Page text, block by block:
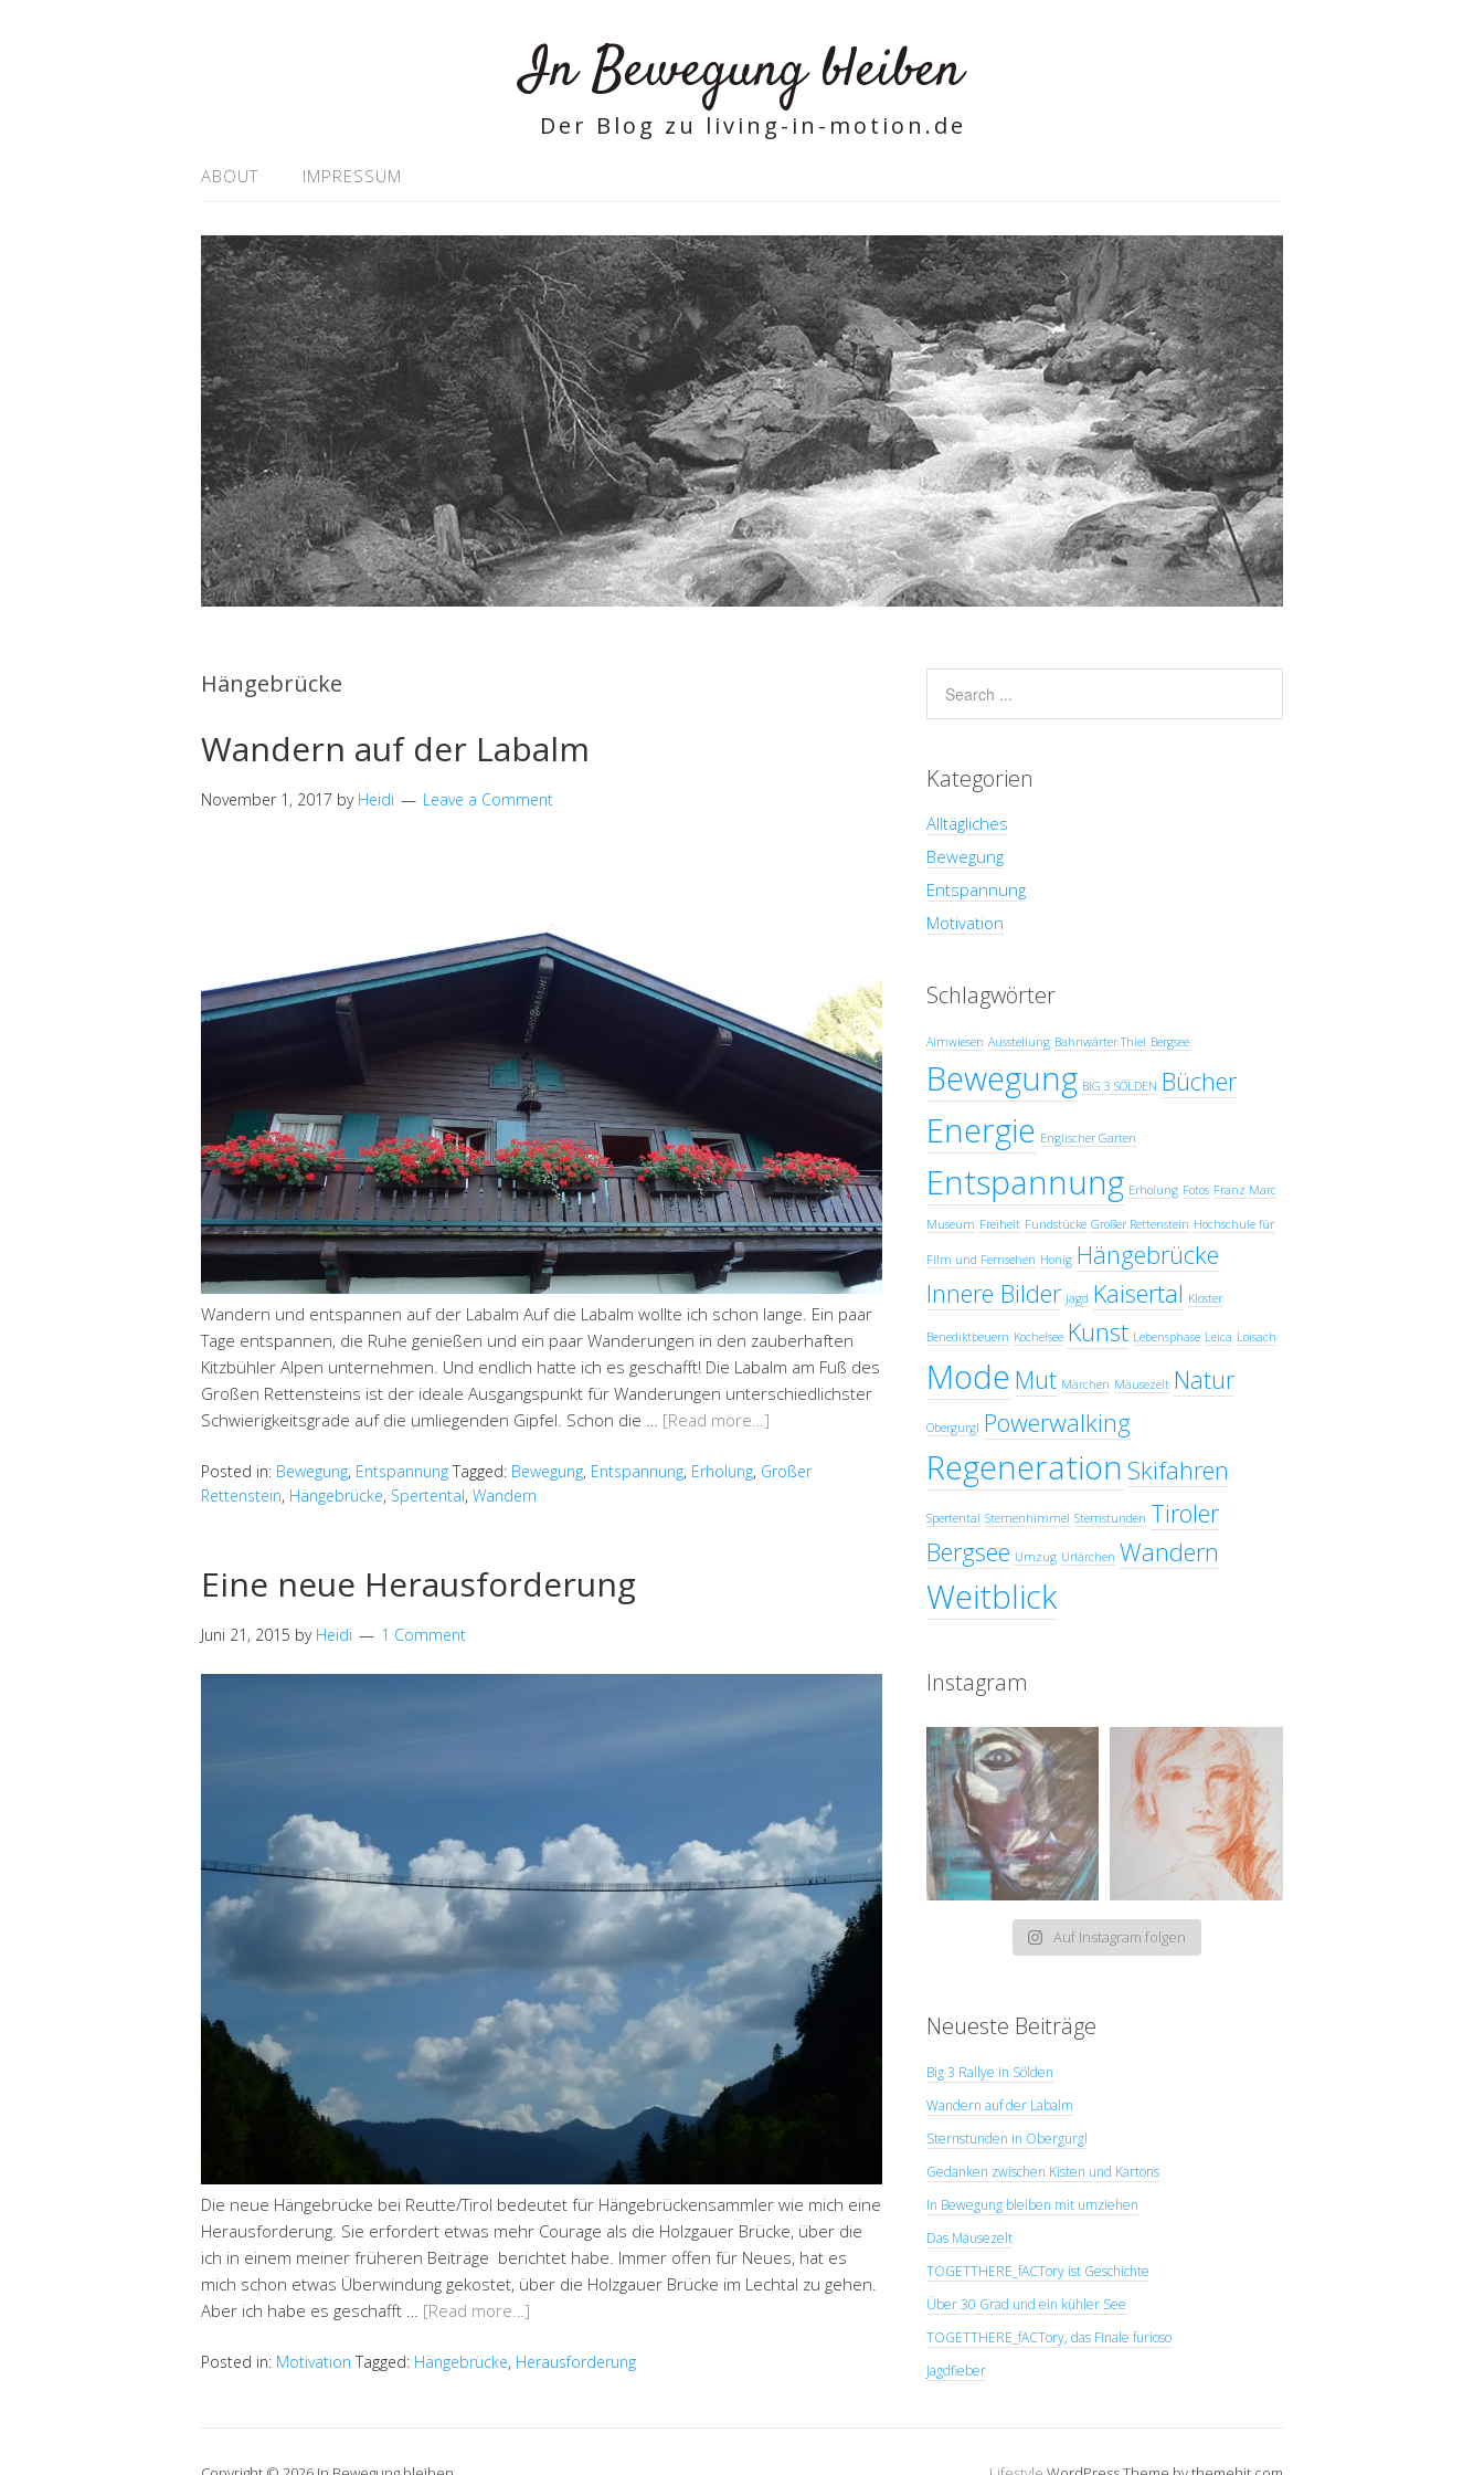
In Bewegung bleiben
Der Blog zu living-in-motion.de
ABOUT IMPRESSUM
Hängebrücke
Wandern auf der Labalm
November 1, 2017 by Heidi Leave a Comment
Wandern und entspannen auf der Labalm Auf die Labalm wollte ich schon lange. Ein paar
Tage entspannen, die Ruhe genießen und ein paar Wanderungen in den zauberhaften
Kitzbühler Alpen unternehmen. Und endlich hatte ich es geschafft! Die Labalm am Fuß des
Großen Rettensteins ist der ideale Ausgangspunkt für Wanderungen unterschiedlichster
Schwierigkeitsgrade auf die umliegenden Gipfel. Schon die … [Read more…]
Posted in: Bewegung, Entspannung Tagged: Bewegung, Entspannung, Erholung, Großer
Rettenstein, Hängebrücke, Spertental, Wandern
Eine neue Herausforderung
Juni 21, 2015 by Heidi 1 Comment
Die neue Hängebrücke bei Reutte/Tirol bedeutet für Hängebrückensammler wie mich eine
Herausforderung. Sie erfordert etwas mehr Courage als die Holzgauer Brücke, über die
ich in einem meiner früheren Beiträge berichtet habe. Immer offen für Neues, hat es
mich schon etwas Überwindung gekostet, über die Holzgauer Brücke im Lechtal zu gehen.
Aber ich habe es geschafft … [Read more…]
Posted in: Motivation Tagged: Hängebrücke, Herausforderung
Kategorien
Alltägliches
Bewegung
Entspannung
Motivation
Schlagwörter
Almwiesen Ausstellung Bahnwärter Thiel Bergsee
Bewegung BIG 3 SÖLDEN Bücher
Energie Englischer Garten
Entspannung Erholung Fotos Franz Marc
Museum Freiheit Fundstücke Großer Rettenstein Hochschule für
Film und Fernsehen Honig Hängebrücke
Innere Bilder Jagd Kaisertal Kloster
Benediktbeuern Kochelsee Kunst Lebensphase Leica Loisach
Mode Mut Märchen Mäusezelt Natur
Obergurgl Powerwalking
Regeneration Skifahren
Spertental Sternenhimmel Sternstunden Tiroler
Bergsee Umzug Urlärchen Wandern
Weitblick
Instagram
Auf Instagram folgen
Neueste Beiträge
Big 3 Rallye in Sölden
Wandern auf der Labalm
Sternstunden in Obergurgl
Gedanken zwischen Kisten und Kartons
In Bewegung bleiben mit umziehen
Das Mäusezelt
TOGETTHERE_fACTory ist Geschichte
Über 30 Grad und ein kühler See
TOGETTHERE_fACTory, das Finale furioso
Jagdfieber